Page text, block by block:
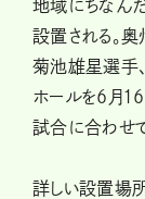
地域にちなん
設置される。
菊池雄星選手
ホールを6月
試合に合わせ
詳しい設置場